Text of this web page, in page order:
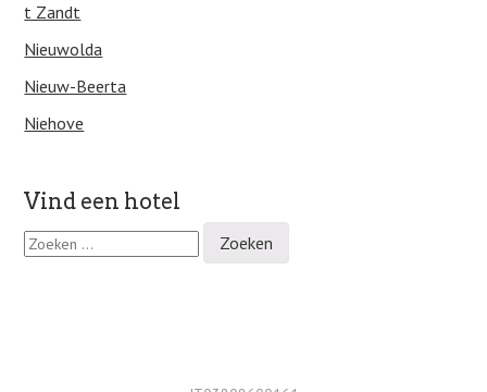
t Zandt
Nieuwolda
Nieuw-Beerta
Niehove
Vind een hotel
Z
o